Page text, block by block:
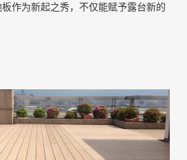
作为新起之秀，不仅能赋予露台新的